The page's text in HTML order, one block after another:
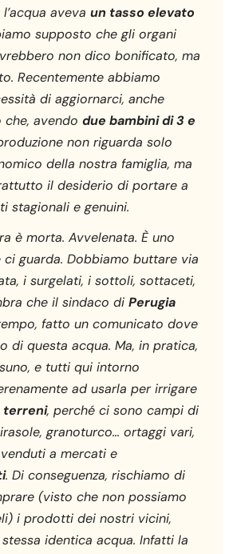
avevaun tasso elevato
supposto che gli organi
non dico bonificato, ma
Recentemente abbiamo
di aggiornarci, anche
che, avendodue bambini di 3 e
non riguarda solo
della nostra famiglia, ma
il desiderio di portare a
stagionali e genuini.
è morta. Avvelenata. È uno
guarda. Dobbiamo buttare via
i surgelati, i sottoli, sottaceti,
che il sindaco diPerugia
fatto un comunicato dove
di questa acqua. Ma, in pratica,
e tutti qui intorno
ad usarla per irrigare
terreni, perché ci sono campi di
granoturco… ortaggi vari,
a mercati e
. Di conseguenza, rischiamo di
(visto che non possiamo
i prodotti dei nostri vicini,
identica acqua. Infatti la